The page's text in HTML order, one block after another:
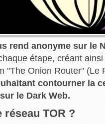
rend anonyme sur le
étape, créant
"The Onion Router" (Le
contourner la
le Dark Web.
TOR ?